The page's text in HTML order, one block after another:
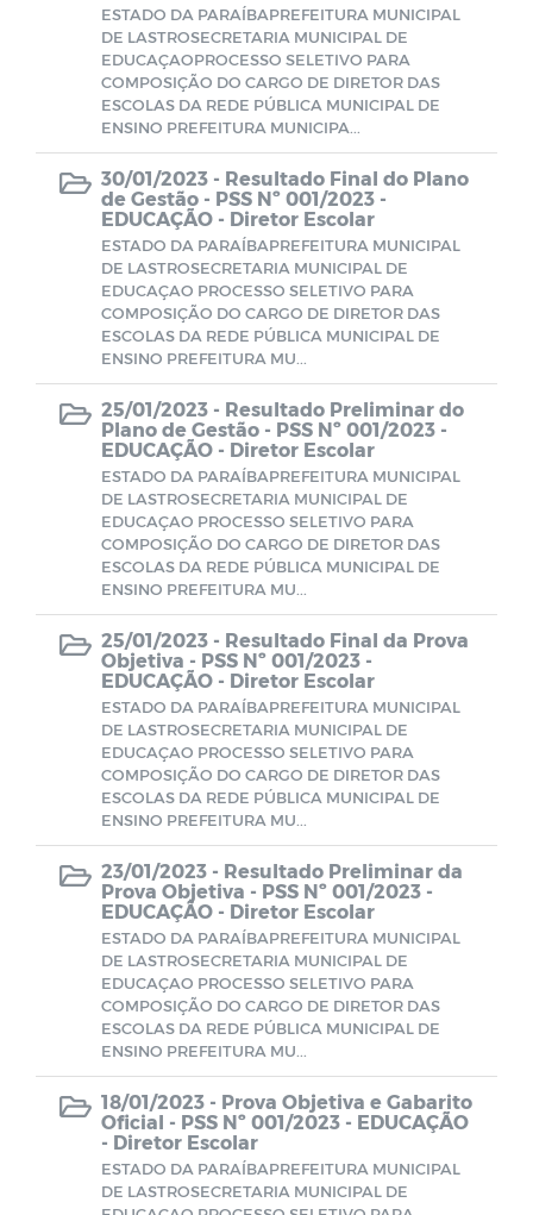
Pregão Presencial 2026
plano
PME - Plano Municipal de Educação
Conselhos Municipais
Conselho Tutelar
Processos Seletivos de 2022
PSS Nº 001/2023 - EDUCAÇÃO - Diretor
Escolar
PSS Nº 002/2023 - ADMINISTRAÇÃO -
Diversos Cargos
Lei Paulo Gustavo
Publicações Oficiais
ESTADO DA PARAÍBAPREFEITURA MUNICIPAL
DE LASTROSECRETARIA MUNICIPAL DE
EDUCAÇAOPROCESSO SELETIVO PARA
COMPOSIÇÃO DO CARGO DE DIRETOR DAS
ESCOLAS DA REDE PÚBLICA MUNICIPAL DE
ENSINO PREFEITURA MUNICIPA...
30/01/2023 - Resultado Final do Plano
de Gestão - PSS Nº 001/2023 -
EDUCAÇÃO - Diretor Escolar
ESTADO DA PARAÍBAPREFEITURA MUNICIPAL
DE LASTROSECRETARIA MUNICIPAL DE
EDUCAÇAO PROCESSO SELETIVO PARA
COMPOSIÇÃO DO CARGO DE DIRETOR DAS
ESCOLAS DA REDE PÚBLICA MUNICIPAL DE
ENSINO PREFEITURA MU...
25/01/2023 - Resultado Preliminar do
Plano de Gestão - PSS Nº 001/2023 -
EDUCAÇÃO - Diretor Escolar
ESTADO DA PARAÍBAPREFEITURA MUNICIPAL
DE LASTROSECRETARIA MUNICIPAL DE
EDUCAÇAO PROCESSO SELETIVO PARA
COMPOSIÇÃO DO CARGO DE DIRETOR DAS
ESCOLAS DA REDE PÚBLICA MUNICIPAL DE
ENSINO PREFEITURA MU...
25/01/2023 - Resultado Final da Prova
Objetiva - PSS Nº 001/2023 -
EDUCAÇÃO - Diretor Escolar
ESTADO DA PARAÍBAPREFEITURA MUNICIPAL
DE LASTROSECRETARIA MUNICIPAL DE
EDUCAÇAO PROCESSO SELETIVO PARA
COMPOSIÇÃO DO CARGO DE DIRETOR DAS
ESCOLAS DA REDE PÚBLICA MUNICIPAL DE
ENSINO PREFEITURA MU...
23/01/2023 - Resultado Preliminar da
Prova Objetiva - PSS Nº 001/2023 -
EDUCAÇÃO - Diretor Escolar
ESTADO DA PARAÍBAPREFEITURA MUNICIPAL
DE LASTROSECRETARIA MUNICIPAL DE
EDUCAÇAO PROCESSO SELETIVO PARA
COMPOSIÇÃO DO CARGO DE DIRETOR DAS
ESCOLAS DA REDE PÚBLICA MUNICIPAL DE
ENSINO PREFEITURA MU...
18/01/2023 - Prova Objetiva e Gabarito
Oficial - PSS Nº 001/2023 - EDUCAÇÃO
- Diretor Escolar
ESTADO DA PARAÍBAPREFEITURA MUNICIPAL
DE LASTROSECRETARIA MUNICIPAL DE